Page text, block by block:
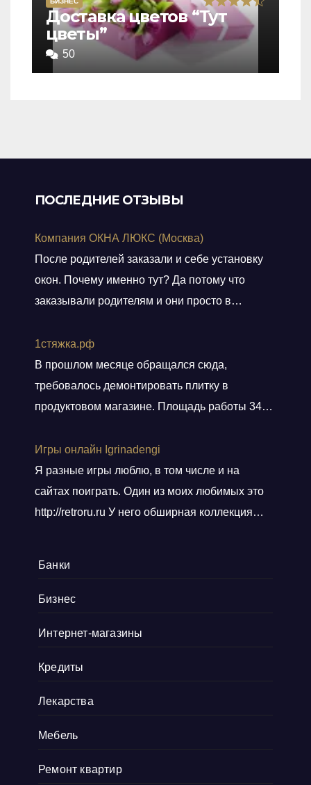
Rated
of
Доставка цветов “Тут
цветы”
50
ПОСЛЕДНИЕ ОТЗЫВЫ
Компания ОКНА ЛЮКС (Москва)
После родителей заказали и себе установку
окон. Почему именно тут? Да потому что
заказывали родителям и они просто в
Заказали, приехал мастер, всё замерил, кое
чего посоветовал. Пришли заключать договор
в офис, И снова классная и слаженная работа
всего персонала. Договор подсунули не
по
Показать больше
1стяжка.рф
В прошлом месяце обращался сюда,
требовалось демонтировать плитку в
продуктовом магазине. Площадь работы 348
разговоров сделали свою работу, погрузили
хлам в контейнер, и сдали объект.
Ответственные! Советую!
Игры онлайн Igrinadengi
Я разные игры люблю, в том числе и на
сайтах поиграть. Один из моих любимых это
http://retroru.ru У него обширная коллекция
коллекционеры. Там навигация удобная, а
прям окунаешься
Банки
Бизнес
Интернет-магазины
Кредиты
Лекарства
Мебель
Ремонт квартир